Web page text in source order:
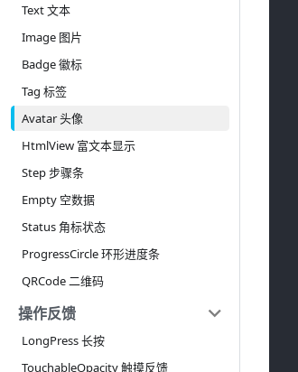
Text 文本
Image 图片
Badge 徽标
Tag 标签
Avatar 头像
HtmlView 富文本显示
Step 步骤条
Empty 空数据
Status 角标状态
ProgressCircle 环形进度条
QRCode 二维码
操作反馈
LongPress 长按
TouchableOpacity 触摸反馈